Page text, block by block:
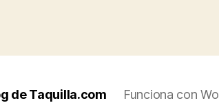
de Taquilla.com Funciona con